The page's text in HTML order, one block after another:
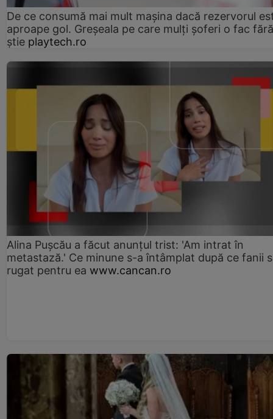
De ce consumă mai mult mașina dacă rezervorul
aproape gol. Greșeala pe care mulți șoferi o fac
știe playtech.ro
Alina Pușcău a făcut anunțul trist: 'Am intrat în
metastază.' Ce minune s-a întâmplat după ce fanii
rugat pentru ea www.cancan.ro